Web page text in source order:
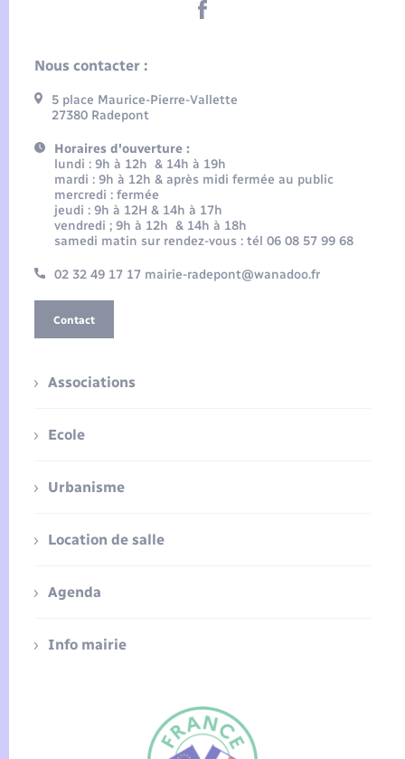
Nous contacter :
5 place Maurice-Pierre-Vallette
27380 Radepont
Horaires d'ouverture :
lundi : 9h à 12h & 14h à 19h
mardi : 9h à 12h & après midi fermée au public
mercredi : fermée
jeudi : 9h à 12H & 14h à 17h
vendredi ; 9h à 12h & 14h à 18h
samedi matin sur rendez-vous : tél 06 08 57 99 68
02 32 49 17 17 mairie-radepont@wanadoo.fr
Contact
Associations
Ecole
Urbanisme
Location de salle
Agenda
Info mairie